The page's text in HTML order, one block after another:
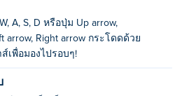
องพวกเขา แต่ละด่านจะมีอุปสรร
อันชาญฉลาดที่จะทดสอบความ
นอีกคน ร่วมสนุกและเริ่มไล่ล่าชีส
A, S, D หรือปุ่ม Up arrow,
arrow, Right arrow กระโดดด้วย
ส์เพื่อมองไปรอบๆ!